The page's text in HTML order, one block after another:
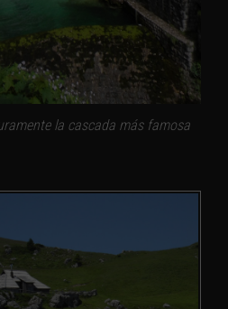
la cascada más famosa